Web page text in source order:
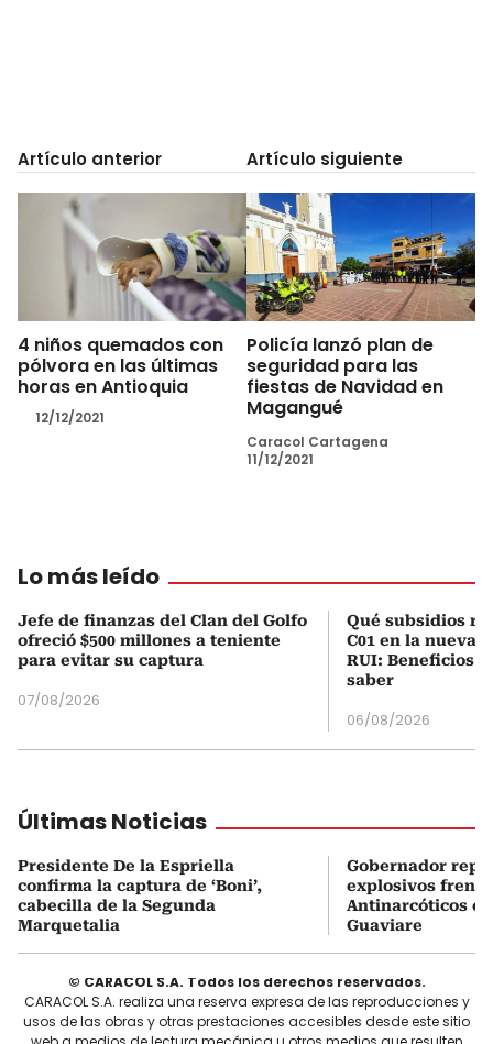
Artículo anterior
4 niños quemados con
pólvora en las últimas
horas en Antioquia
12/12/2021
Artículo siguiente
Policía lanzó plan de
seguridad para las
fiestas de Navidad en
Magangué
Caracol Cartagena
11/12/2021
Lo más leído
Jefe de finanzas del Clan del Golfo
ofreció $500 millones a teniente
para evitar su captura
07/08/2026
Qué subsidios
C01 en la nueva
RUI: Beneficios
saber
06/08/2026
Últimas Noticias
Presidente De la Espriella
confirma la captura de ‘Boni’,
cabecilla de la Segunda
Marquetalia
Gobernador
explosivos frente
Antinarcóticos
Guaviare
© CARACOL S.A. Todos los derechos reservados.
CARACOL S.A. realiza una reserva expresa de las reproducciones y
usos de las obras y otras prestaciones accesibles desde este sitio